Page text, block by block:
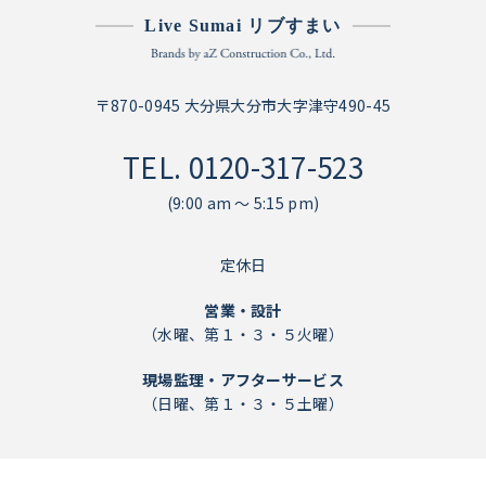
Live Sumai リブすまい
〒870-0945 大分県大分市大字津守490-45
TEL. 0120-317-523
(9:00 am ～ 5:15 pm)
定休日
営業・設計
（水曜、第１・３・５火曜）
現場監理・アフターサービス
（日曜、第１・３・５土曜）